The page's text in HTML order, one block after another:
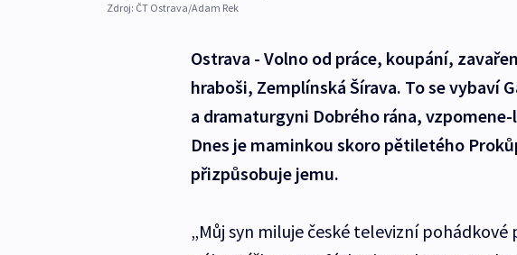
Zdroj: ČT Ostrava/Adam Rek
Ostrava - Volno od práce, koupání,
hraboši, Zemplínská Šírava. To se vybaví
a dramaturgyni Dobrého rána,
Dnes je maminkou skoro pětiletého
přizpůsobuje jemu.
„Můj syn miluje české televizní